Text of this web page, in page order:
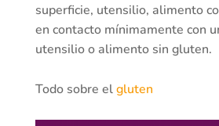
superficie, utensilio, alimento
en contacto mínimamente con
utensilio o alimento sin gluten.
Todo sobre elgluten